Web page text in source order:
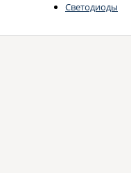
Светодиоды